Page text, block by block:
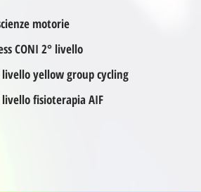
motorie
CONI 2° livello
livello yellow group cycling
livello fisioterapia AIF